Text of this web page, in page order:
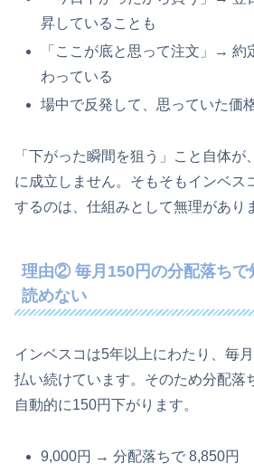
昇していることも
「ここが底と思って注文」→ 約
わっている
場中で反発して、思っていた価
「下がった瞬間を狙う」こと自体が
に成立しません。そもそもインベス
するのは、仕組みとして無理があり
理由② 毎月150円の分配落ちで
読めない
インベスコは5年以上にわたり、毎
払い続けています。そのため分配落
自動的に150円下がります。
9,000円 → 分配落ちで 8,850円